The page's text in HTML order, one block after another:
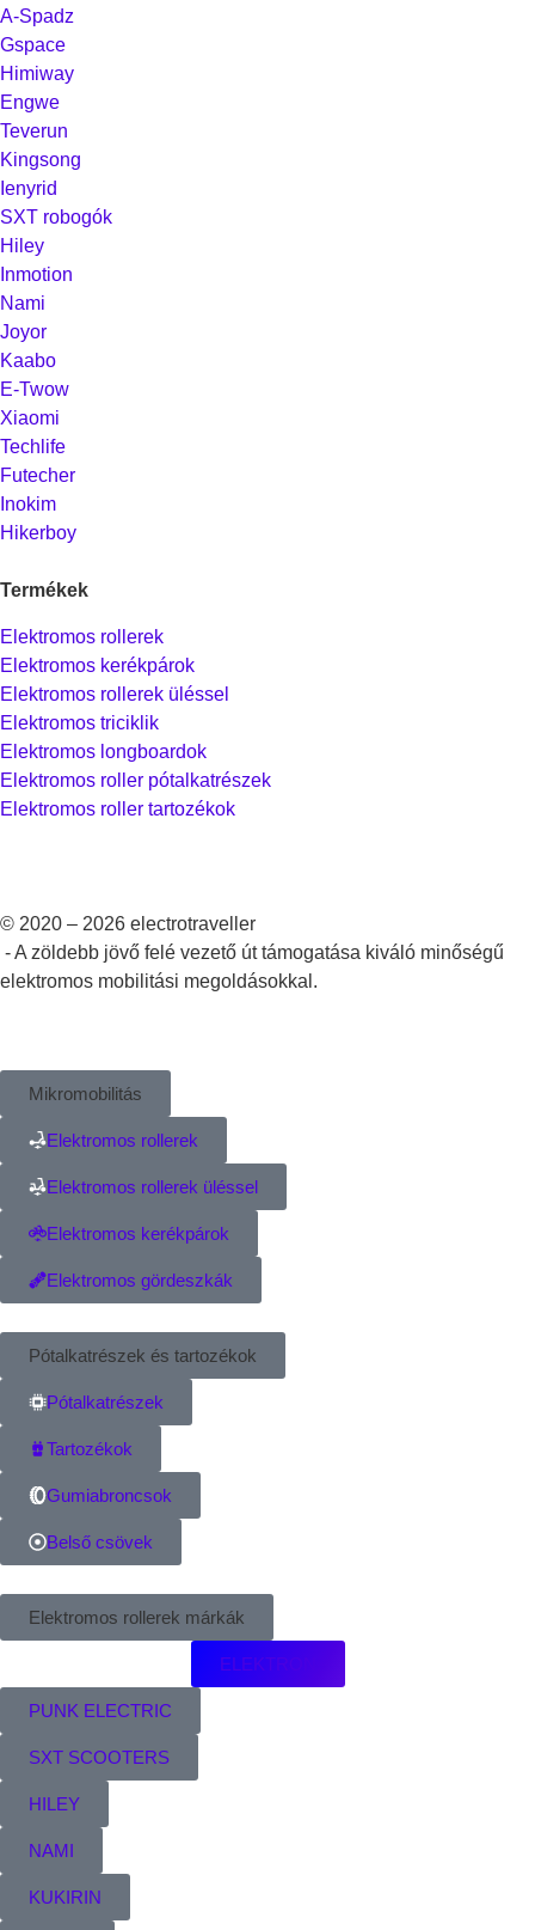
A-Spadz
Gspace
Himiway
Engwe
Teverun
Kingsong
Ienyrid
SXT robogók
Hiley
Inmotion
Nami
Joyor
Kaabo
E-Twow
Xiaomi
Techlife
Futecher
Inokim
Hikerboy
Termékek
Elektromos rollerek
Elektromos kerékpárok
Elektromos rollerek üléssel
Elektromos triciklik
Elektromos longboardok
Elektromos roller pótalkatrészek
Elektromos roller tartozékok
© 2020 – 2026 electrotraveller
- A zöldebb jövő felé vezető út támogatása kiváló minőségű
elektromos mobilitási megoldásokkal.
Mikromobilitás
Elektromos rollerek
Elektromos rollerek üléssel
Elektromos kerékpárok
Elektromos gördeszkák
Pótalkatrészek és tartozékok
Pótalkatrészek
Tartozékok
Gumiabroncsok
Belső csövek
Elektromos rollerek márkák
ELEKTRON
PUNK ELECTRIC
SXT SCOOTERS
HILEY
NAMI
KUKIRIN